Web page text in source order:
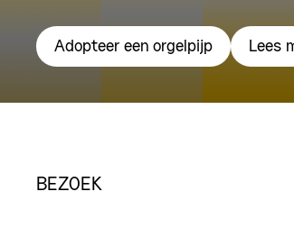
Adopteer een orgelpijp Lees
BEZOEK